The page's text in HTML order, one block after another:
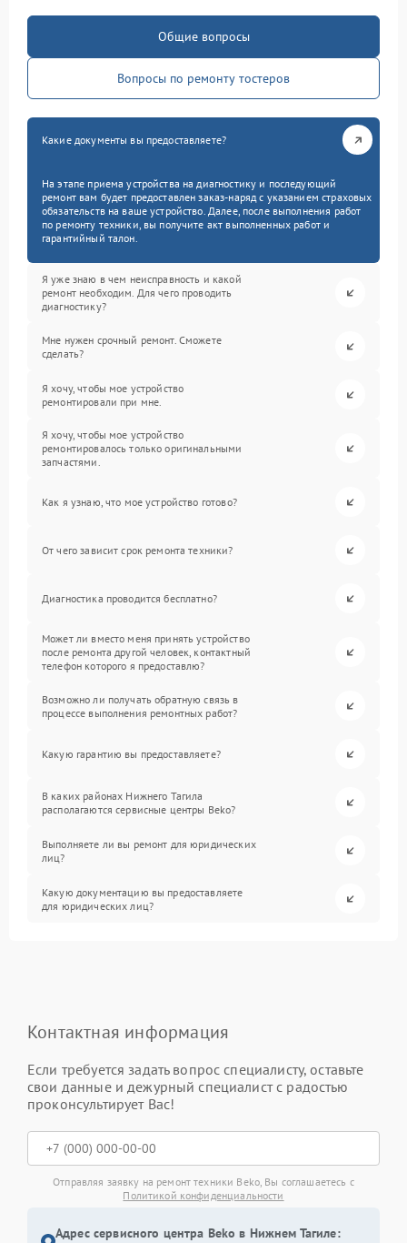
Общие вопросы
Вопросы по ремонту тостеров
Какие документы вы предоставляете?
На этапе приема устройства на диагностику и последующий
ремонт вам будет предоставлен заказ-наряд с указанием страховых
обязательств на ваше устройство. Далее, после выполнения работ
по ремонту техники, вы получите акт выполненных работ и
гарантийный талон.
Я уже знаю в чем неисправность и какой
ремонт необходим. Для чего проводить
диагностику?
Мне нужен срочный ремонт. Сможете
сделать?
Я хочу, чтобы мое устройство
ремонтировали при мне.
Я хочу, чтобы мое устройство
ремонтировалось только оригинальными
запчастями.
Как я узнаю, что мое устройство готово?
От чего зависит срок ремонта техники?
Диагностика проводится бесплатно?
Может ли вместо меня принять устройство
после ремонта другой человек, контактный
телефон которого я предоставлю?
Возможно ли получать обратную связь в
процессе выполнения ремонтных работ?
Какую гарантию вы предоставляете?
В каких районах Нижнего Тагила
располагаются сервисные центры Beko?
Выполняете ли вы ремонт для юридических
лиц?
Какую документацию вы предоставляете
для юридических лиц?
Контактная информация
Если требуется задать вопрос специалисту, оставьте
свои данные и дежурный специалист с радостью
проконсультирует Вас!
Отправляя заявку на ремонт техники Beko, Вы соглашаетесь с
Политикой конфиденциальности
Адрес сервисного центра Beko в Нижнем Тагиле: